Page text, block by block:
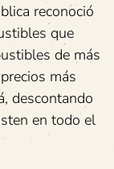
reconoció
que
de más
más
descontando
en todo el